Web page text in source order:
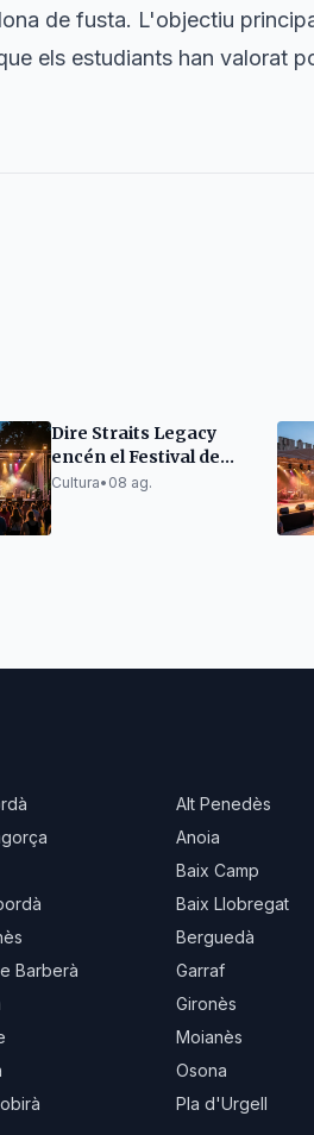
de fusta. L'objectiu
els estudiants han valorat
Dire Straits Legacy
encén el Festival de
Cambrils amb èxits
Cultura• 08 ag.
Alt Penedès
Anoia
Baix Camp
Baix Llobregat
Berguedà
Barberà
Garraf
Gironès
Moianès
Osona
Pla d'Urgell